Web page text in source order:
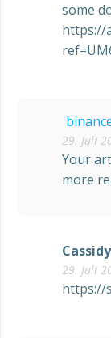
some
https://
29. Juli
Your
more
29. Juli
https://